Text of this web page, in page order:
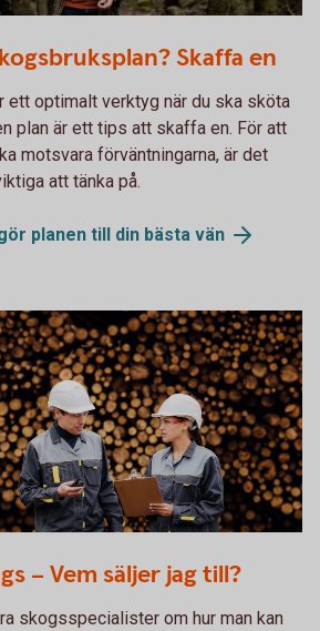
Skaffa en
ett optimalt verktyg när du ska sköta
plan är ett tips att skaffa en. För att
motsvara förväntningarna, är det
att tänka på.
planen till din bästa vän
– Vem säljer jag till?
skogsspecialister om hur man kan